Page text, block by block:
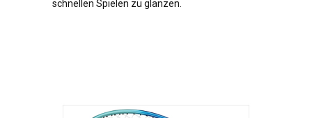
schnellen Spielen zu glänzen.